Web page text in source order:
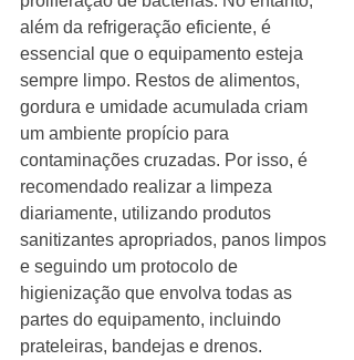
além da refrigeração eficiente, é
essencial que o equipamento esteja
sempre limpo. Restos de alimentos,
gordura e umidade acumulada criam
um ambiente propício para
contaminações cruzadas. Por isso, é
recomendado realizar a limpeza
diariamente, utilizando produtos
sanitizantes apropriados, panos limpos
e seguindo um protocolo de
higienização que envolva todas as
partes do equipamento, incluindo
prateleiras, bandejas e drenos.